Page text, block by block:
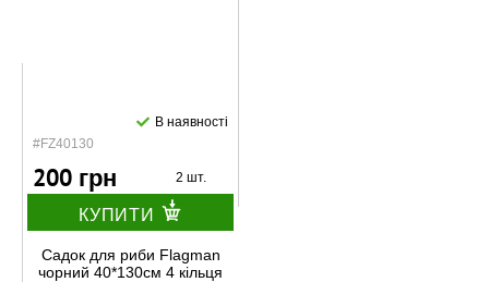
#FZ40130
В наявності
200 грн 2 шт.
КУПИТИ
Садок для риби Flagman
чорний 40*130см 4 кільця